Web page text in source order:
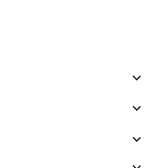


